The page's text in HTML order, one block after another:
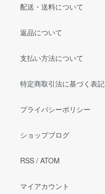
配送・送料について
返品について
支払い方法について
特定商取引法に基づく表記
プライバシーポリシー
ショップブログ
RSS / ATOM
マイアカウント